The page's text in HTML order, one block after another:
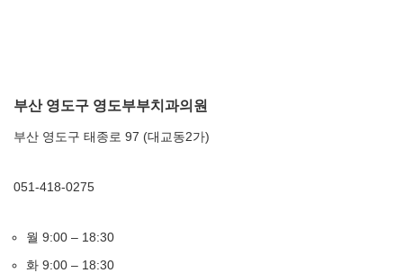
부산 영도구 영도부부치과의원
부산 영도구 태종로 97 (대교동2가)
051-418-0275
월 9:00 – 18:30
화 9:00 – 18:30